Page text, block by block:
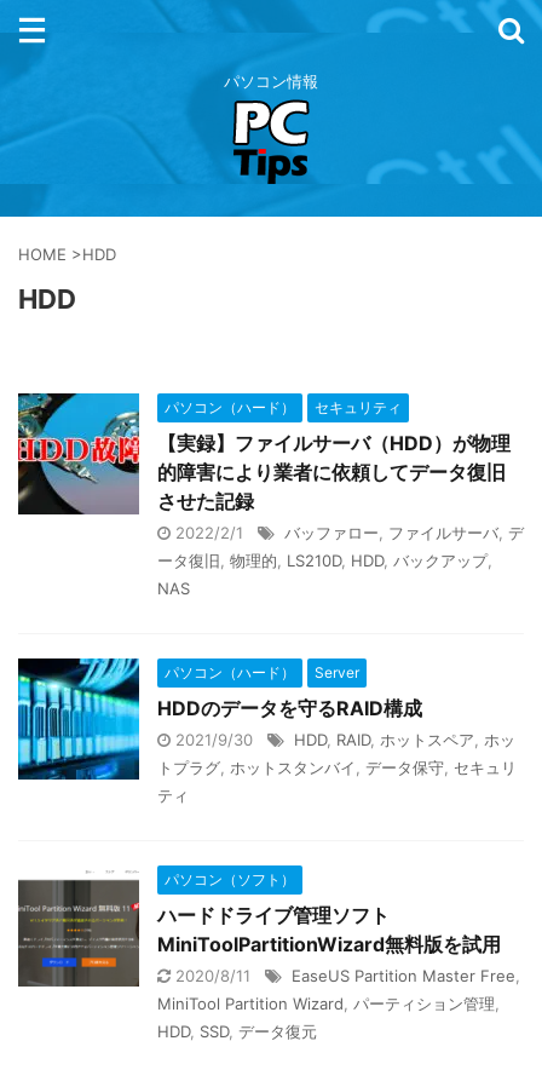
パソコン情報
HOME >HDD
HDD
パソコン（ハード） セキュリティ
【実録】ファイルサーバ（HDD）が物理
的障害により業者に依頼してデータ復旧
させた記録
2022/2/1 バッファロー ファイルサーバ デ
ータ復旧 物理的 LS210D, HDD, バックアップ,
NAS
パソコン（ハード） Server
HDDのデータを守るRAID構成
2021/9/30 HDD, RAID, ホットスペア
ホッ
トプラグ ホットスタンバイ データ保守 セキュリ
ティ
パソコン（ソフト）
ハードドライブ管理ソフト
MiniToolPartitionWizard無料版を試用
2020/8/11 EaseUS Partition Master Free
MiniTool Partition Wizard
パーティション管理
HDD, SSD, データ復元